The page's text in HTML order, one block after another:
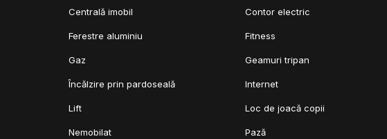
Centrală imobil Contor electric
Ferestre aluminiu Fitness
Gaz Geamuri tripan
Încălzire prin pardoseală Internet
Lift Loc de joacă copii
Nemobilat Pază